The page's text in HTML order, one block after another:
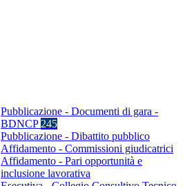
Pubblicazione - Documenti di gara -
BDNCP 245
Pubblicazione - Dibattito pubblico
Affidamento - Commissioni giudicatrici
Affidamento - Pari opportunità e
inclusione lavorativa